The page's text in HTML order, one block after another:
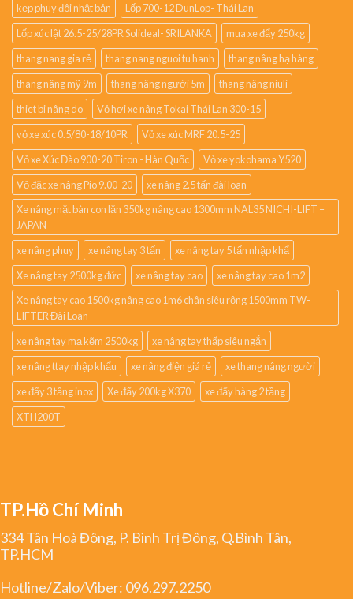
kẹp phuy đôi nhật bản
Lốp 700-12 DunLop- Thái Lan
Lốp xúc lật 26.5-25/28PR Solideal- SRILANKA
mua xe đẩy 250kg
thang nang gia rẻ
thang nang nguoi tu hanh
thang nâng hạ hàng
thang nâng mỹ 9m
thang nâng người 5m
thang nâng niuli
thiet bi nâng do
Vỏ hơi xe nâng Tokai Thái Lan 300-15
vỏ xe xúc 0.5/80-18/10PR
Vỏ xe xúc MRF 20.5-25
Vỏ xe Xúc Đào 900-20 Tiron - Hàn Quốc
Vỏ xe yokohama Y520
Vỏ đặc xe nâng Pio 9.00-20
xe nâng 2.5 tấn đài loan
Xe nâng mặt bàn con lăn 350kg nâng cao 1300mm NAL35 NICHI-LIFT –
JAPAN
xe nâng phuy
xe nâng tay 3 tấn
xe nâng tay 5 tấn nhập khẩ
Xe nâng tay 2500kg đức
xe nâng tay cao
xe nâng tay cao 1m2
Xe nâng tay cao 1500kg nâng cao 1m6 chân siêu rộng 1500mm TW-
LIFTER Đài Loan
xe nâng tay mạ kẽm 2500kg
xe nâng tay thấp siêu ngắn
xe nâng ttay nhập khẩu
xe nâng điện giá rẻ
xe thang nâng người
xe đẩy 3 tầng inox
Xe đẩy 200kg X370
xe đẩy hàng 2 tầng
XTH200T
TP.Hồ Chí Minh
334 Tân Hoà Đông, P. Bình Trị Đông, Q.Bình Tân,
TP.HCM
Hotline/Zalo/Viber: 096.297.2250